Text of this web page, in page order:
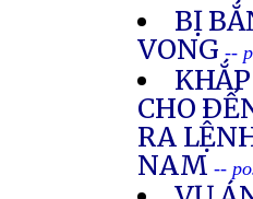
BỊ
VONG --
CHO
RA
NAM--